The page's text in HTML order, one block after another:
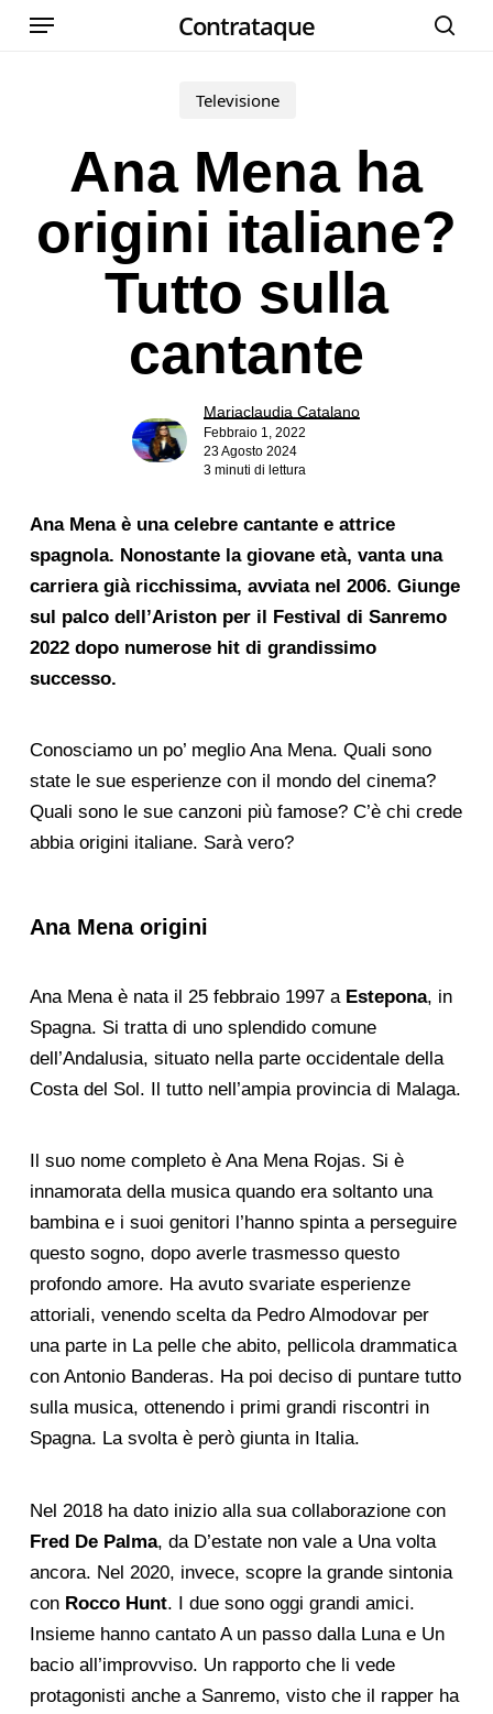
Skip
Contrataque
Menu
Televisione
Ana Mena ha
origini italiane?
Tutto sulla
cantante
Mariaclaudia Catalano
Febbraio 1, 2022
23 Agosto 2024
3 minuti di lettura
Ana Mena è una celebre cantante e attrice
spagnola. Nonostante la giovane età, vanta una
carriera già ricchissima, avviata nel 2006. Giunge
sul palco dell’Ariston per il Festival di Sanremo
2022 dopo numerose hit di grandissimo
successo.
Conosciamo un po’ meglio Ana Mena. Quali sono
state le sue esperienze con il mondo del cinema?
Quali sono le sue canzoni più famose? C’è chi crede
abbia origini italiane. Sarà vero?
Ana Mena origini
Ana Mena è nata il 25 febbraio 1997 a Estepona, in
Spagna. Si tratta di uno splendido comune
dell’Andalusia, situato nella parte occidentale della
Costa del Sol. Il tutto nell’ampia provincia di Malaga.
Il suo nome completo è Ana Mena Rojas. Si è
innamorata della musica quando era soltanto una
bambina e i suoi genitori l’hanno spinta a perseguire
questo sogno, dopo averle trasmesso questo
profondo amore. Ha avuto svariate esperienze
attoriali, venendo scelta da Pedro Almodovar per
una parte in La pelle che abito, pellicola drammatica
con Antonio Banderas. Ha poi deciso di puntare tutto
sulla musica, ottenendo i primi grandi riscontri in
Spagna. La svolta è però giunta in Italia.
Nel 2018 ha dato inizio alla sua collaborazione con
Fred De Palma, da D’estate non vale a Una volta
ancora. Nel 2020, invece, scopre la grande sintonia
con Rocco Hunt. I due sono oggi grandi amici.
Insieme hanno cantato A un passo dalla Luna e Un
bacio all’improvviso. Un rapporto che li vede
protagonisti anche a Sanremo, visto che il rapper ha